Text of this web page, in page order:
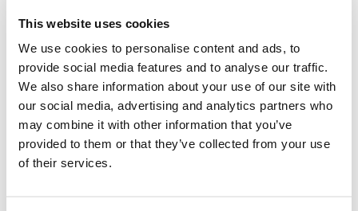
This website uses cookies
We use cookies to personalise content and ads, to
provide social media features and to analyse our traffic.
We also share information about your use of our site with
our social media, advertising and analytics partners who
may combine it with other information that you’ve
provided to them or that they’ve collected from your use
of their services.
Partajarea datelor Putem partaja datele dvs.
personale cu furnizori de servicii, parteneri sau
autorități terțe, în conformitate cu GDPR. Nu
vindem sau închiriem datele dvs. cu caracter
personal către terțe părți în scopuri de
marketing.
Drepturile dumneavoastră În conformitate cu